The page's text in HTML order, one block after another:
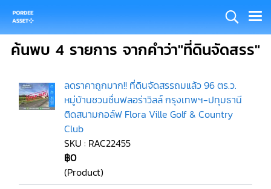
ค้นพบ 4 รายการ จากคำว่า"ที่ดินจัดสรร"
ลดราคาถูกมาก!! ที่ดินจัดสรรถมแล้ว 96 ตร.ว.
หมู่บ้านชวนชื่นฟลอร่าวิลล์ กรุงเทพฯ-ปทุมธานี
ติดสนามกอล์ฟ Flora Ville Golf & Country
Club
SKU : RAC22455
฿0
(Product)